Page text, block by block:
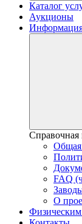
Каталог
Аукционы
FAQ
О